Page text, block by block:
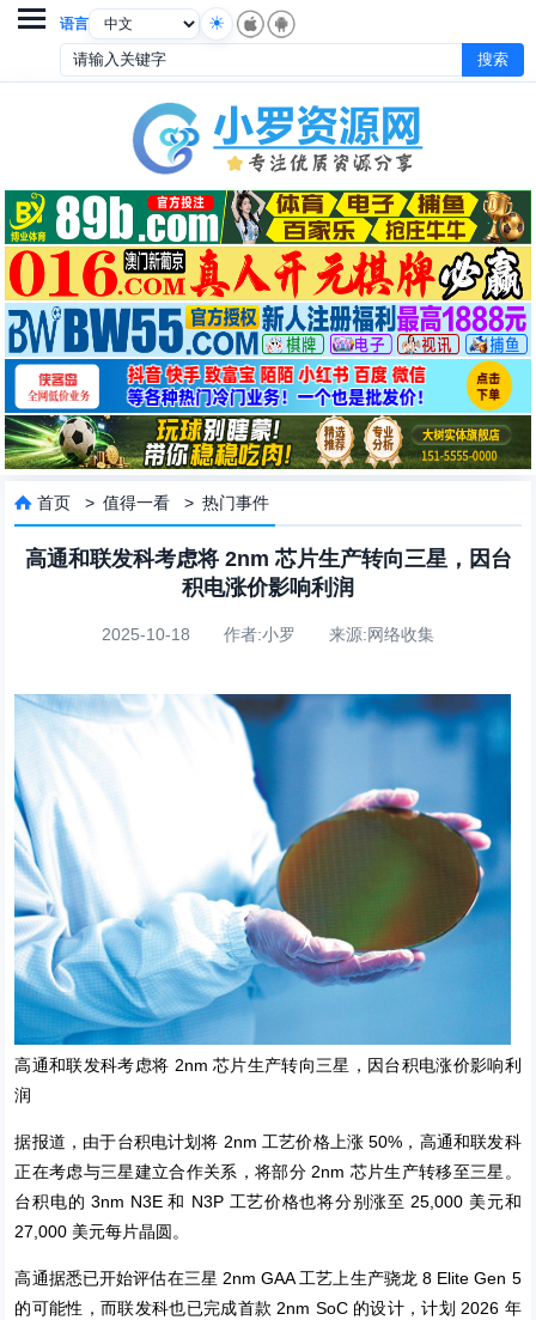
语言

 首页 >值得一看 >热门事件
高通和联发科考虑将 2nm 芯片生产转向三星，因台
积电涨价影响利润
2025-10-18 作者:小罗 来源:网络收集
高通和联发科考虑将 2nm 芯片生产转向三星，因台积电涨价影响利
润
据报道，由于台积电计划将 2nm 工艺价格上涨 50%，高通和联发科
正在考虑与三星建立合作关系，将部分 2nm 芯片生产转移至三星。
台积电的 3nm N3E 和 N3P 工艺价格也将分别涨至 25,000 美元和
27,000 美元每片晶圆。
高通据悉已开始评估在三星 2nm GAA 工艺上生产骁龙 8 Elite Gen 5
的可能性，而联发科也已完成首款 2nm SoC 的设计，计划 2026 年